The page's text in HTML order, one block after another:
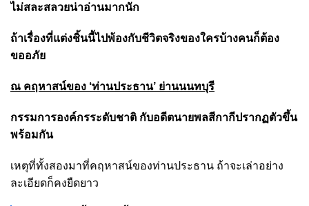
ไม่สละสลวยน่าอ่านมากนัก
ถ้าเรื่องที่แต่งชิ้นนี้ไปพ้องกับชีวิตจริงของใครบ้างคนก็ต้อง
ขออภัย
ณ คฤหาสน์ของ ‘ท่านประธาน’ ย่านนนทบุรี
กรรมการองค์กรระดับชาติ กับอดีตนายพลสีกากีปรากฏตัวขึ้น
พร้อมกัน
เหตุที่ทั้งสองมาที่คฤหาสน์ของท่านประธาน ถ้าจะเล่าอย่าง
ละเอียดก็คงยืดยาว